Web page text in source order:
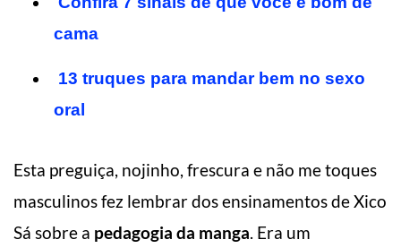
cama
13 truques para mandar bem no sexo
oral
Esta preguiça, nojinho, frescura e não me toques
masculinos fez lembrar dos ensinamentos de Xico
Sá sobre a pedagogia da manga. Era um